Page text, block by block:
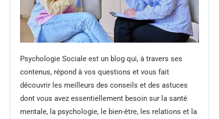
Psychologie Sociale est un blog qui, à travers ses
contenus, répond à vos questions et vous fait
découvrir les meilleurs des conseils et des astuces
dont vous avez essentiellement besoin sur la santé
mentale, la psychologie, le bien-être, les relations et la